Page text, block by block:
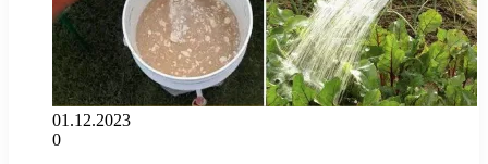
01.12.2023
0